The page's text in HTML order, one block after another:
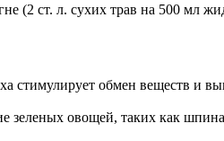
(2 ст. л. сухих трав на 500 мл
стимулирует обмен веществ и
овощей, таких как